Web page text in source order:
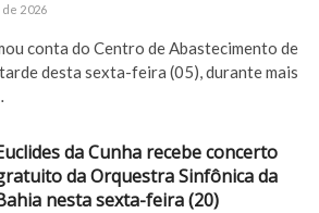
2026
conta do Centro de Abastecimento de
desta sexta-feira (05), durante mais
da Cunha recebe concerto
da Orquestra Sinfônica da
nesta sexta-feira (20)